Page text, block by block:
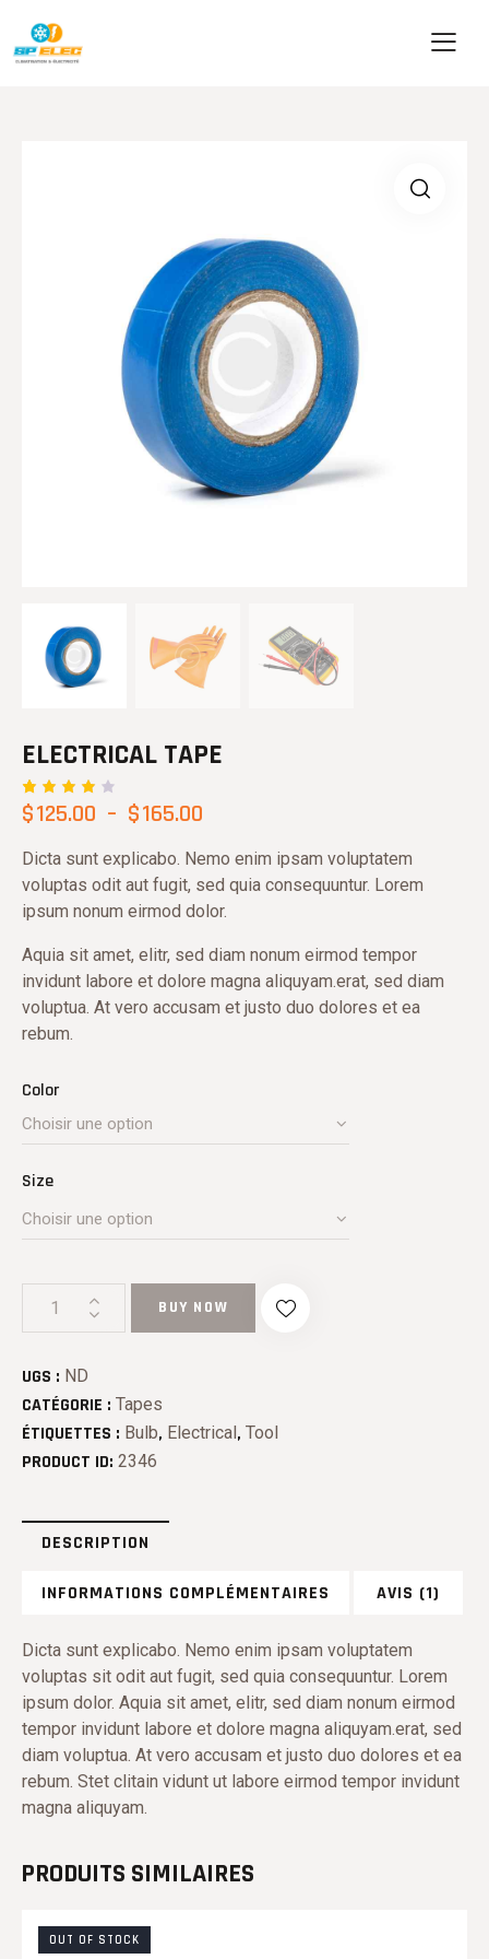
ELECTRICAL TAPE
Noté
4.00
basé
sur
1
notatio
n
client
$125.00 – $165.00
Dicta sunt explicabo. Nemo enim ipsam voluptatem
voluptas odit aut fugit, sed quia consequuntur. Lorem
ipsum nonum eirmod dolor.
Aquia sit amet, elitr, sed diam nonum eirmod tempor
invidunt labore et dolore magna aliquyam.erat, sed diam
voluptua. At vero accusam et justo duo dolores et ea
rebum.
Color
Size
BUY NOW
UGS : ND
CATÉGORIE : Tapes
ÉTIQUETTES : Bulb, Electrical, Tool
PRODUCT ID: 2346
DESCRIPTION
INFORMATIONS COMPLÉMENTAIRES AVIS (1)
Dicta sunt explicabo. Nemo enim ipsam voluptatem
voluptas sit odit aut fugit, sed quia consequuntur. Lorem
ipsum dolor. Aquia sit amet, elitr, sed diam nonum eirmod
tempor invidunt labore et dolore magna aliquyam.erat, sed
diam voluptua. At vero accusam et justo duo dolores et ea
rebum. Stet clitain vidunt ut labore eirmod tempor invidunt
magna aliquyam.
PRODUITS SIMILAIRES
OUT OF STOCK